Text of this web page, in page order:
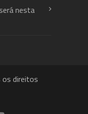
nesta
direitos